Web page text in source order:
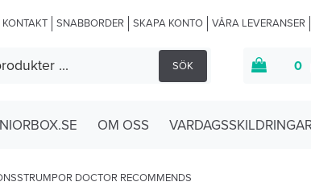
KONTAKT SNABBORDER SKAPA KONTO VÅRA LEVERANSER
SÖK 0
OM OSS
DOCTOR RECOMMENDS